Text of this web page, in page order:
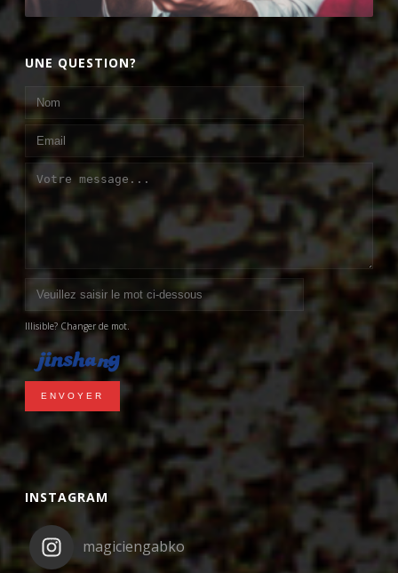
UNE QUESTION?
Illisible? Changer de mot.
ENVOYER
INSTAGRAM
magiciengabko